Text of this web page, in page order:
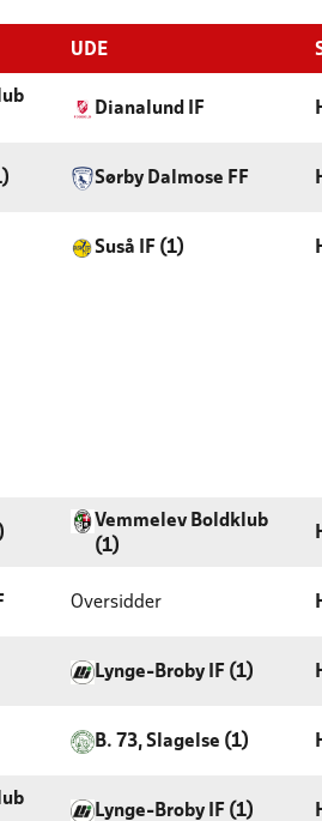
UDE
Dianalund IF
Sørby Dalmose FF
Suså IF (1)
Vemmelev Boldklub
(1)
Oversidder
Lynge-Broby IF (1)
B. 73, Slagelse (1)
Lynge-Broby IF (1)